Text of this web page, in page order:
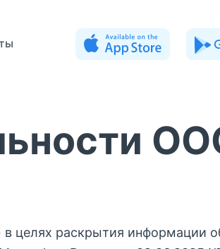
целях раскрытия информации